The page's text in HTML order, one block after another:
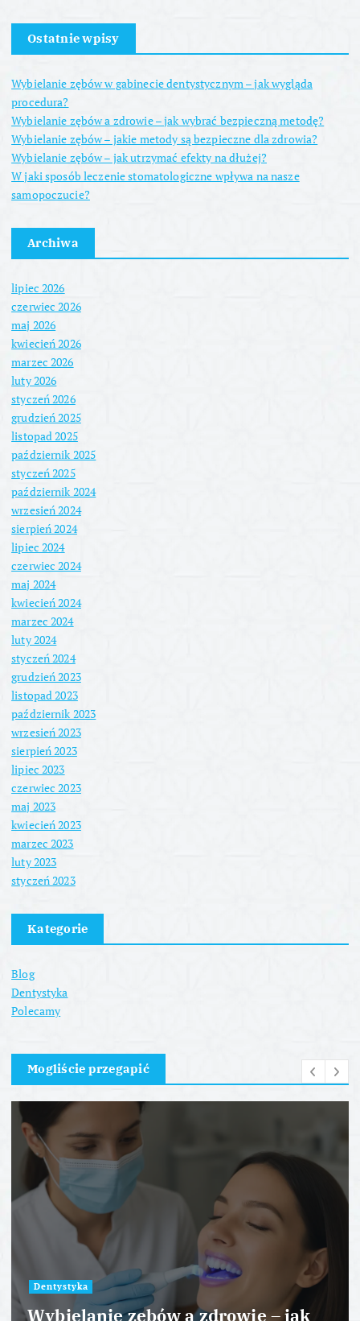
Ostatnie wpisy
Wybielanie zębów w gabinecie dentystycznym – jak wygląda
procedura?
Wybielanie zębów a zdrowie – jak wybrać bezpieczną metodę?
Wybielanie zębów – jakie metody są bezpieczne dla zdrowia?
Wybielanie zębów – jak utrzymać efekty na dłużej?
W jaki sposób leczenie stomatologiczne wpływa na nasze
samopoczucie?
Archiwa
lipiec 2026
czerwiec 2026
maj 2026
kwiecień 2026
marzec 2026
luty 2026
styczeń 2026
grudzień 2025
listopad 2025
październik 2025
styczeń 2025
październik 2024
wrzesień 2024
sierpień 2024
lipiec 2024
czerwiec 2024
maj 2024
kwiecień 2024
marzec 2024
luty 2024
styczeń 2024
grudzień 2023
listopad 2023
październik 2023
wrzesień 2023
sierpień 2023
lipiec 2023
czerwiec 2023
maj 2023
kwiecień 2023
marzec 2023
luty 2023
styczeń 2023
Kategorie
Blog
Dentystyka
Polecamy
Mogliście przegapić
Dentystyka
Wybielanie zębów a zdrowie – jak